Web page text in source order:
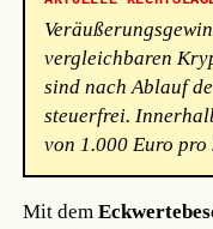
vergleichbaren
sind nach Ablauf
steuerfrei.
von 1.000 Euro pro
Mit dem